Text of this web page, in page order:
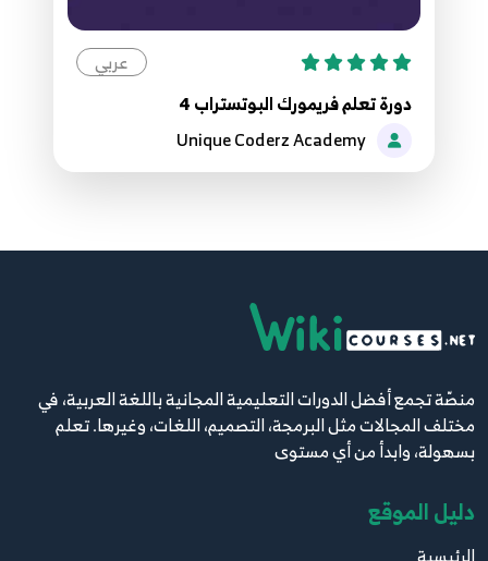
عربي
دورة تعلم فريمورك البوتستراب 4
Unique Coderz Academy
منصّة تجمع أفضل الدورات التعليمية المجانية باللغة العربية، في
مختلف المجالات مثل البرمجة، التصميم، اللغات، وغيرها. تعلم
بسهولة، وابدأ من أي مستوى
دليل الموقع